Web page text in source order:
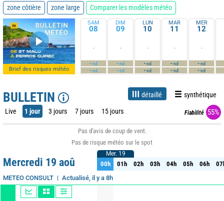
zone côtière zone large Comparer les modèles météo
Brief des risques météo
SAM
08
-
-nd
-nd
DIM
09
-
-nd
-nd
LUN
10
-
-nd
-nd
MAR
11
-
-nd
-nd
MER
12
-
-nd
-nd
BULLETIN détaillé synthétique
Live 1 jour 3 jours 7 jours 15 jours Fiabilité 55%
Pas d'avis de coup de vent.
Pas de risque météo sur le spot
Mercredi 19 aoû
METEO CONSULT Actualisé, il y a 8h
Mer. 19
00h 01h 02h 03h 04h 05h 06h
Mer. 19
00h 01h 02h 03h 04h 05h 06h